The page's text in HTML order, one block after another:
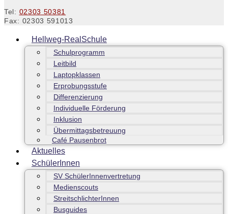
Tel: 02303 50381
Fax: 02303 591013
Hellweg-RealSchule
Schulprogramm
Leitbild
Laptopklassen
Erprobungsstufe
Differenzierung
Individuelle Förderung
Inklusion
Übermittagsbetreuung
Café Pausenbrot
Aktuelles
SchülerInnen
SV SchülerInnenvertretung
Medienscouts
StreitschlichterInnen
Busguides